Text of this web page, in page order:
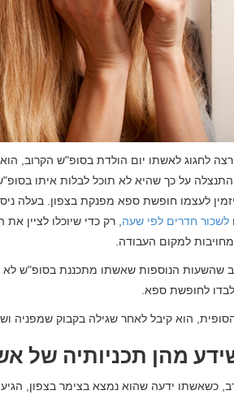
רצה לחגוג לאשתו יום הולדת בסופ"ש הקרוב,
התנצלה על כך שהיא לא תוכל לבלות איתו
לעצמו חופשת ספא מפנקת בצפון. בעלה
לשכור חדרים לפי שעה, רק כדי שיוכלו לציין
למקום העבודה.
שהשעות הנוספות שאשתו מתכננת בסופ"ש
לחופשת ספא.
הוא קיבל לאחר שגילה בקבוק שמפניה
מהן תכניותיה של
כשאשתו ידעה שהוא נמצא בצימר בצפון,